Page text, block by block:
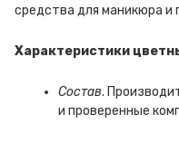
средства для маникюра и
Характеристики
Состав.
и проверенные